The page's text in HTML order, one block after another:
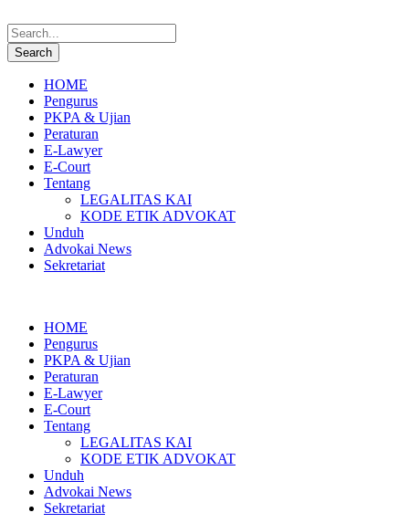
HOME
Pengurus
PKPA & Ujian
Peraturan
E-Lawyer
E-Court
Tentang
LEGALITAS KAI
KODE ETIK ADVOKAT
Unduh
Advokai News
Sekretariat
HOME
Pengurus
PKPA & Ujian
Peraturan
E-Lawyer
E-Court
Tentang
LEGALITAS KAI
KODE ETIK ADVOKAT
Unduh
Advokai News
Sekretariat